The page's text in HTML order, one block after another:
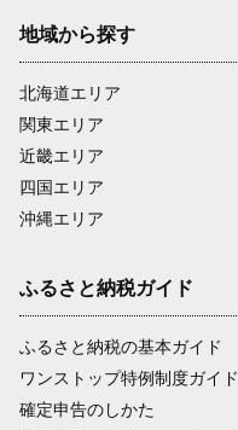
地域から探す
北海道エリア
関東エリア
近畿エリア
四国エリア
沖縄エリア
ふるさと納税ガイド
ふるさと納税の基本ガイド
ワンストップ特例制度ガイド
確定申告のしかた